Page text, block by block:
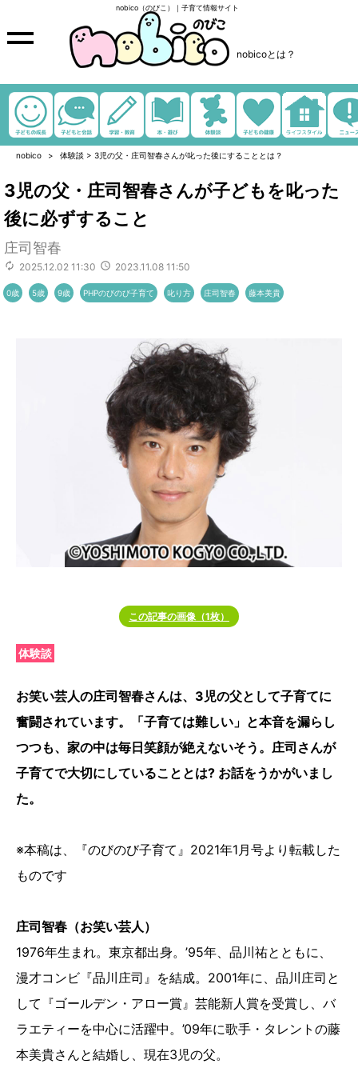
nobico（のびこ）｜子育て情報サイト
nobicoとは？
nobico 体験談 > 3児の父・庄司智春さんが叱った後にすることとは？
3児の父・庄司智春さんが子どもを叱った
後に必ずすること
庄司智春
2025.12.02 11:30 2023.11.08 11:50
0歳 5歳 9歳 PHPのびのび子育て 叱り方 庄司智春 藤本美貴
この記事の画像（1枚）
体験談
お笑い芸人の庄司智春さんは、3児の父として子育てに
奮闘されています。「子育ては難しい」と本音を漏らし
つつも、家の中は毎日笑顔が絶えないそう。庄司さんが
子育てで大切にしていることとは? お話をうかがいまし
た。
※本稿は、『のびのび子育て』2021年1月号より転載した
ものです
庄司智春（お笑い芸人）
1976年生まれ。東京都出身。’95年、品川祐とともに、
漫才コンビ『品川庄司』を結成。2001年に、品川庄司と
して『ゴールデン・アロー賞』芸能新人賞を受賞し、バ
ラエティーを中心に活躍中。’09年に歌手・タレントの藤
本美貴さんと結婚し、現在3児の父。